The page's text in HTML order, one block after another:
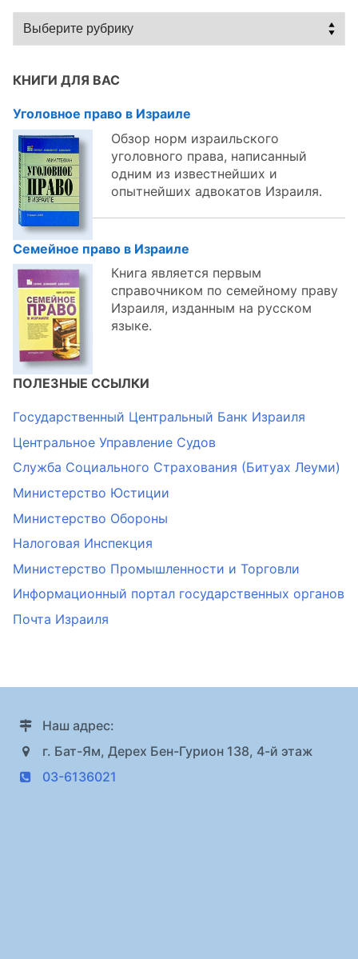
Статьи
по
КНИГИ ДЛЯ ВАС
Уголовное право в Израиле
Обзор норм израильского
уголовного права, написанный
одним из известнейших и
опытнейших адвокатов Израиля.
Семейное право в Израиле
Книга является первым
справочником по семейному праву
Израиля, изданным на русском
языке.
ПОЛЕЗНЫЕ ССЫЛКИ
Государственный Центральный Банк Израиля
Центральное Управление Судов
Служба Социального Страхования (Битуах Леуми)
Министерство Юстиции
Министерство Обороны
Налоговая Инспекция
Министерство Промышленности и Торговли
Информационный портал государственных органов
Почта Израиля
Наш адрес:
г. Бат-Ям, Дерех Бен-Гурион 138, 4-й этаж
03-6136021